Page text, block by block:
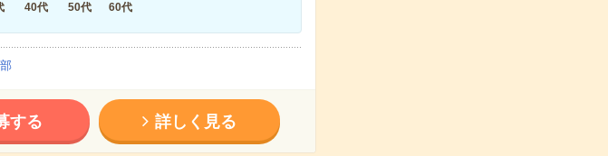
40代 50代 60代
する 詳しく見る